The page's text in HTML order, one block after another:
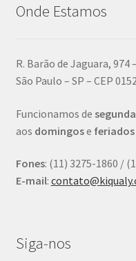
Onde Estamos
R. Barão de Jaguara, 974
São Paulo – SP – CEP
Funcionamos de segunda
aos domingose feriados
Fones: (11) 3275-1860 /
E-mail:
Siga-nos